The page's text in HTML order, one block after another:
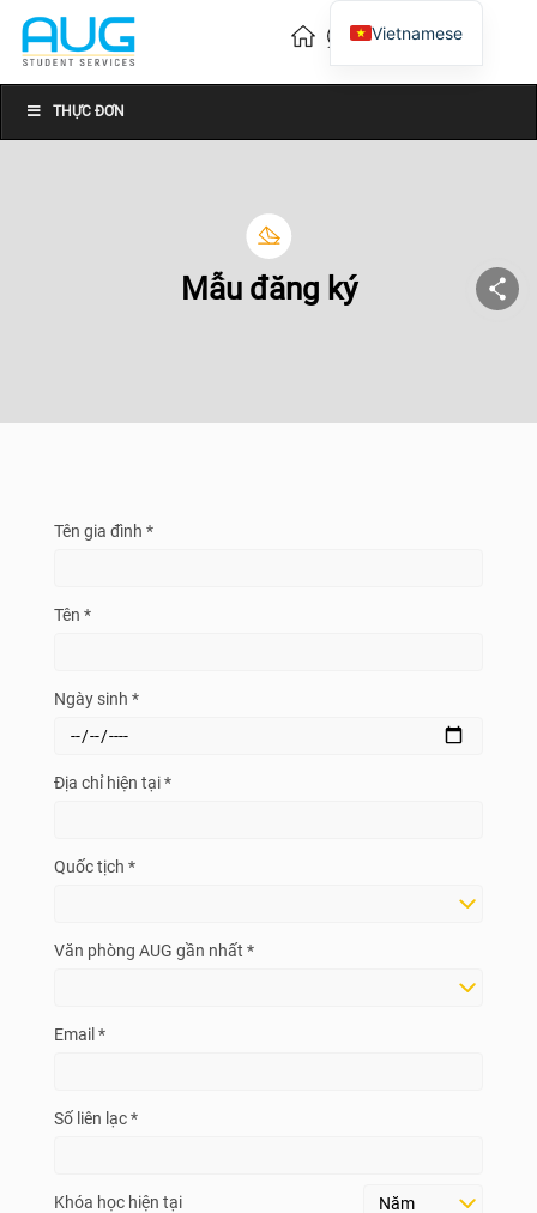
THỰC ĐƠN
Mẫu đăng ký
Tên gia đình *
Tên *
Ngày sinh *
Địa chỉ hiện tại *
Quốc tịch *
Văn phòng AUG gần nhất *
Email *
Số liên lạc *
Khóa học hiện tại
Vietnamese